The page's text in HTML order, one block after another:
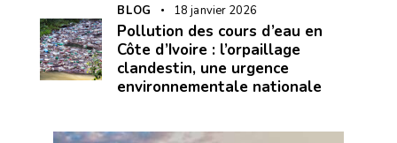
BLOG 18 janvier 2026
Pollution des cours d’eau en
Côte d’Ivoire : l’orpaillage
clandestin, une urgence
environnementale nationale